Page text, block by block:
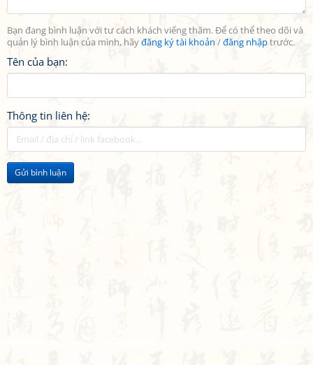
Bạn đang bình luận với tư cách khách viếng thăm. Để có thể theo dõi và
quản lý bình luận của mình, hãyđăng ký tài khoản /đăng nhậptrước.
Tên của bạn:
Thông tin liên hệ:
Gửi bình luận